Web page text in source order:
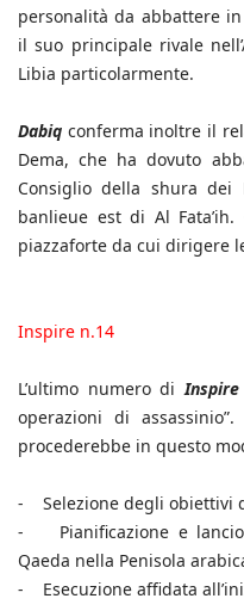
personalità da abbattere
il suo principale rivale
Libia particolarmente.
Dabiq conferma inoltre il
Dema, che ha dovuto
Consiglio della shura
banlieue est di Al
piazzaforte da cui dirigere
Inspire n.14
L’ultimo numero di Inspire
operazioni di
procederebbe in questo
- Selezione degli obiettivi
- Pianificazione e
Qaeda nella Penisola
- Esecuzione affidata